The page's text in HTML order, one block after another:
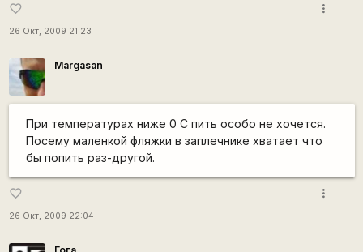
favorite_border
26 Окт, 2009 21:23
more_vert
Margasan
При температурах ниже 0 С пить особо не хочется.
Посему маленкой фляжки в заплечнике хватает что
бы попить раз-другой.
favorite_border
26 Окт, 2009 22:04
more_vert